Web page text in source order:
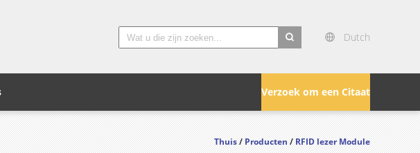
Dutch
Verzoek om een Citaat
Thuis/Producten/RFID lezer Module